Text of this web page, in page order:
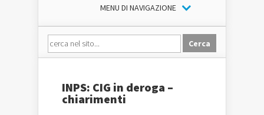
MENU DI NAVIGAZIONE
INPS: CIG in deroga –
chiarimenti